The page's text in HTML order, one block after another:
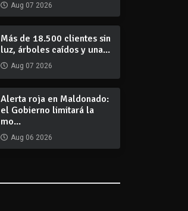
Aug 07 2026
Más de 18.500 clientes sin
luz, árboles caídos y una...
Aug 07 2026
Alerta roja en Maldonado:
el Gobierno limitará la
mo...
Aug 06 2026